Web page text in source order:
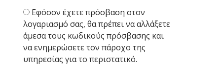
Εφόσον έχετε πρόσβαση στον
λογαριασμό σας, θα πρέπει να αλλάξετε
άμεσα τους κωδικούς πρόσβασης και
να ενημερώσετε τον πάροχο της
υπηρεσίας για το περιστατικό.